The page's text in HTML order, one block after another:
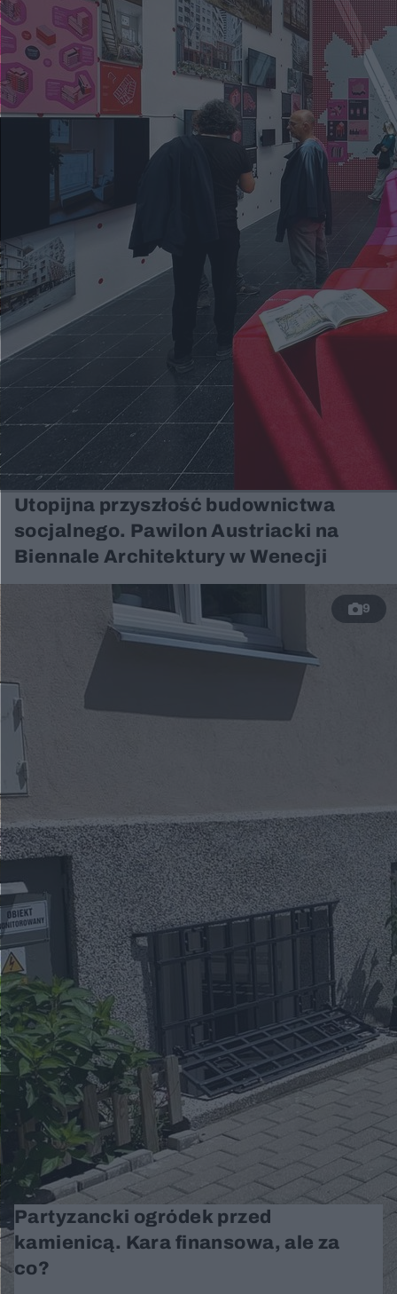
Utopijna przyszłość budownictwa
socjalnego. Pawilon Austriacki na
Biennale Architektury w Wenecji
9
Partyzancki ogródek przed
kamienicą. Kara finansowa, ale za
co?